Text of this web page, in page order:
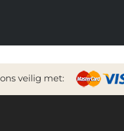
veilig met: